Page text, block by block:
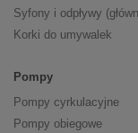
Syfony i odpływy
Korki do umywalek
Pompy
Pompy cyrkulacyjne
Pompy obiegowe